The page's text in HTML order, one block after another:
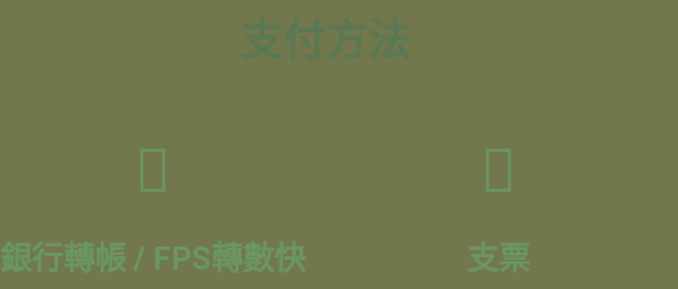
支付方法
銀行轉帳 / FPS轉數快 支票